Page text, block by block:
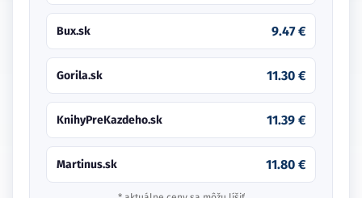
Bux.sk 9.47 €
Gorila.sk 11.30 €
KnihyPreKazdeho.sk 11.39 €
Martinus.sk 11.80 €